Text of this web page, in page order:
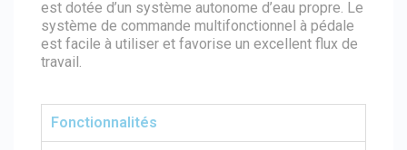
est dotée d’un système autonome d’eau propre. Le
système de commande multifonctionnel à pédale
est facile à utiliser et favorise un excellent flux de
travail.
Fonctionnalités